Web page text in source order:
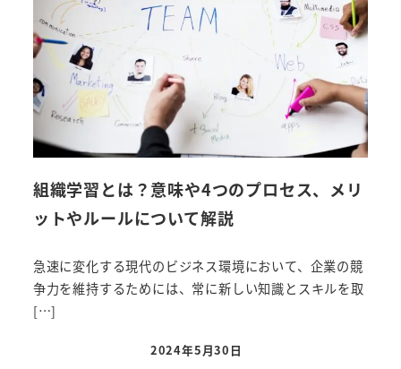
組織学習とは？意味や4つのプロセス、メリ
ットやルールについて解説
急速に変化する現代のビジネス環境において、企業の競
争力を維持するためには、常に新しい知識とスキルを取
[…]
投稿日
2024年5月30日